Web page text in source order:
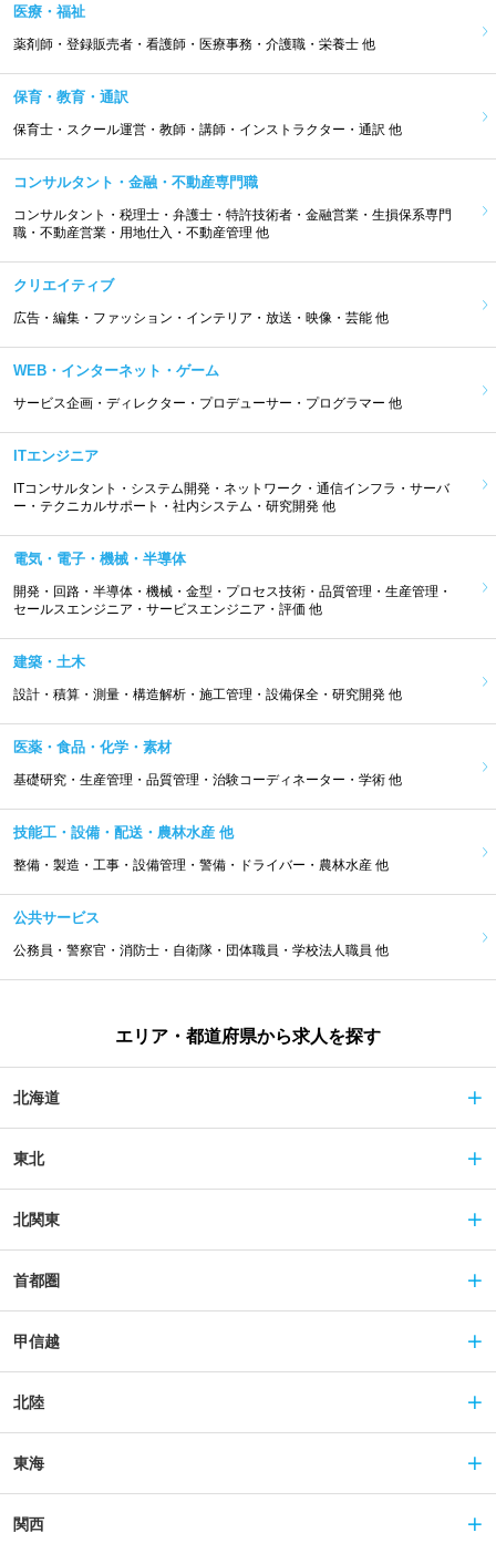
医療・福祉
薬剤師・登録販売者・看護師・医療事務・介護職・栄養士 他
保育・教育・通訳
保育士・スクール運営・教師・講師・インストラクター・通訳 他
コンサルタント・金融・不動産専門職
コンサルタント・税理士・弁護士・特許技術者・金融営業・生損保系専門
職・不動産営業・用地仕入・不動産管理 他
クリエイティブ
広告・編集・ファッション・インテリア・放送・映像・芸能 他
WEB・インターネット・ゲーム
サービス企画・ディレクター・プロデューサー・プログラマー 他
ITエンジニア
ITコンサルタント・システム開発・ネットワーク・通信インフラ・サーバ
ー・テクニカルサポート・社内システム・研究開発 他
電気・電子・機械・半導体
開発・回路・半導体・機械・金型・プロセス技術・品質管理・生産管理・
セールスエンジニア・サービスエンジニア・評価 他
建築・土木
設計・積算・測量・構造解析・施工管理・設備保全・研究開発 他
医薬・食品・化学・素材
基礎研究・生産管理・品質管理・治験コーディネーター・学術 他
技能工・設備・配送・農林水産 他
整備・製造・工事・設備管理・警備・ドライバー・農林水産 他
公共サービス
公務員・警察官・消防士・自衛隊・団体職員・学校法人職員 他
エリア・都道府県から求人を探す
北海道
東北
北関東
首都圏
甲信越
北陸
東海
関西